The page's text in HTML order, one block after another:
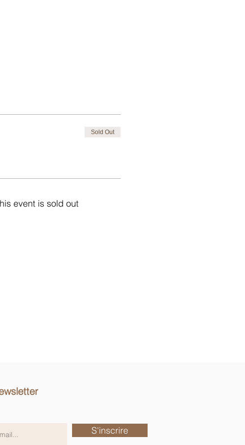
Sold Out
event is sold out
S'inscrire